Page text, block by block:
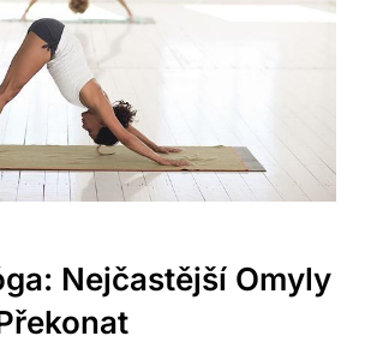
Nejčastější Omyly